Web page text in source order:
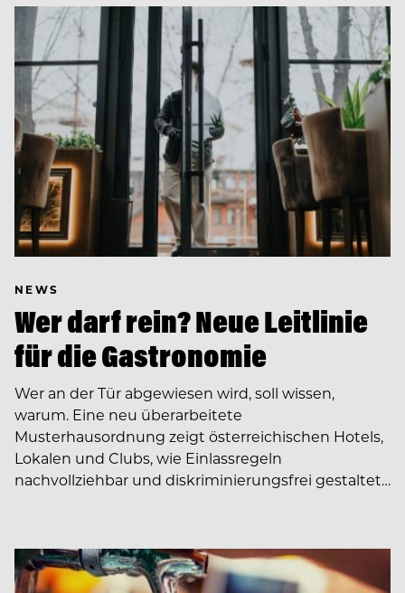
NEWS
Wer darf rein? Neue Leitlinie
für die Gastronomie
Wer an der Tür abgewiesen wird, soll wissen,
warum. Eine neu überarbeitete
Musterhausordnung zeigt österreichischen Hotels,
Lokalen und Clubs, wie Einlassregeln
nachvollziehbar und diskriminierungsfrei gestaltet…